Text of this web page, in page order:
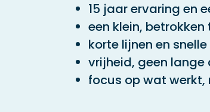
15 jaar ervaring en
een klein, betrokken
korte lijnen en
vrijheid, geen
focus op wat werkt,